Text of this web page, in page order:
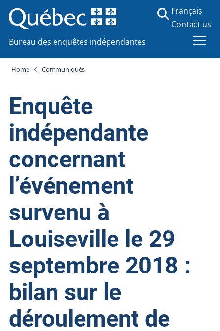
Bureau des enquêtes indépendantes
Français
Contact us
Home Communiqués
Enquête
indépendante
concernant
l’événement
survenu à
Louiseville le 29
septembre 2018 :
bilan sur le
déroulement de